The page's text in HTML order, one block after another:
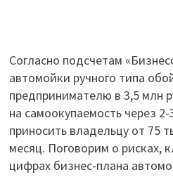
Согласно подсчетам
автомойки ручного типа
предпринимателю в 3,5 млн
на самоокупаемость через
приносить владельцу от 75
месяц. Поговорим о рисках,
цифрах бизнес-плана